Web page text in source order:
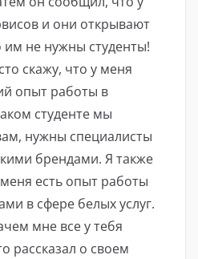
и они открывают
им не нужны студенты!
скажу, что у меня
опыт работы в
студенте мы
нужны специалисты
брендами. Я также
есть опыт работы
в сфере белых услуг.
мне все у тебя
рассказал о своем